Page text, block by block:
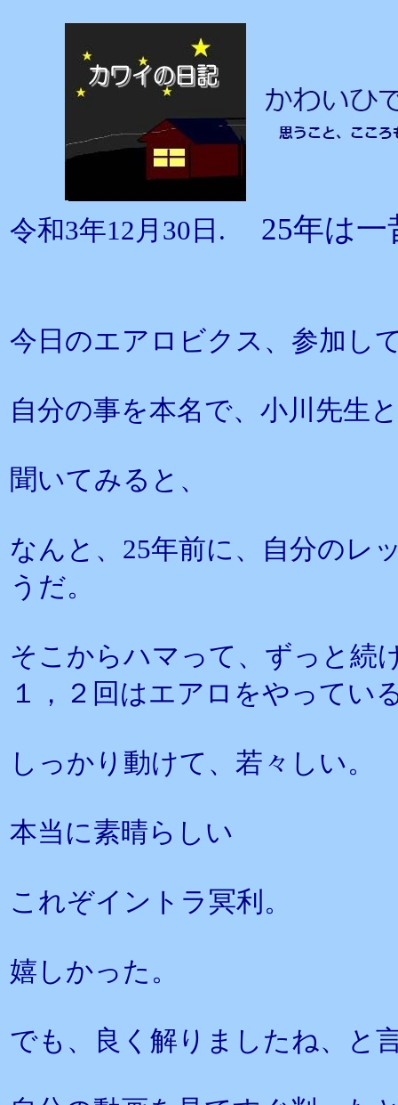
令和3年12月30日. 25年は
今日のエアロビクス、参加し
自分の事を本名で、小川先生
聞いてみると、
なんと、25年前に、自分のレ
うだ。
そこからハマって、ずっと続
１，２回はエアロをやってい
しっかり動けて、若々しい。
本当に素晴らしい
これぞイントラ冥利。
嬉しかった。
でも、良く解りましたね、と